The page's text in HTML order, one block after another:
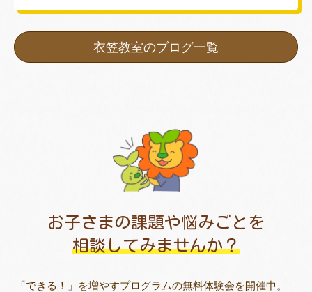
衣笠教室のブログ一覧
お子さまの課題や悩みごとを
相談してみませんか？
「できる！」を増やすプログラムの無料体験会を開催中。